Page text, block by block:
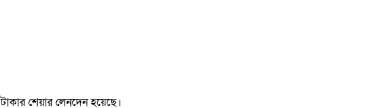
শেয়ার লেনদেন হয়েছে।